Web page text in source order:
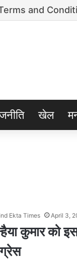
and
खेल
Ekta Times April 3,
कुमार को